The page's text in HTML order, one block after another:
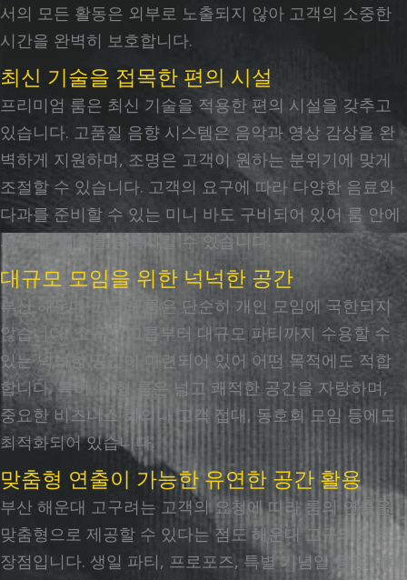
서의 모든 활동은 외부로 노출되지 않아 고객의 소중한
시간을 완벽히 보호합니다.
최신 기술을 접목한 편의 시설
프리미엄 룸은 최신 기술을 적용한 편의 시설을 갖추고
있습니다. 고품질 음향 시스템은 음악과 영상 감상을 완
벽하게 지원하며, 조명은 고객이 원하는 분위기에 맞게
조절할 수 있습니다. 고객의 요구에 따라 다양한 음료와
다과를 준비할 수 있는 미니 바도 구비되어 있어 룸 안에
서 모든 필요를 충족시킬 수 있습니다.
대규모 모임을 위한 넉넉한 공간
부산 해운대 고구려 룸은 단순히 개인 모임에 국한되지
않습니다. 소규모 그룹부터 대규모 파티까지 수용할 수
있는 넉넉한 공간이 마련되어 있어 어떤 목적에도 적합
합니다. 특히, 대형 룸은 넓고 쾌적한 공간을 자랑하며,
중요한 비즈니스 회의나 고객 접대, 동호회 모임 등에도
최적화되어 있습니다.
맞춤형 연출이 가능한 유연한 공간 활용
부산 해운대 고구려는 고객의 요청에 따라 룸의 연출을
맞춤형으로 제공할 수 있다는 점도 해운대 고구려의 큰
장점입니다. 생일 파티, 프로포즈, 특별 기념일 등을 위해